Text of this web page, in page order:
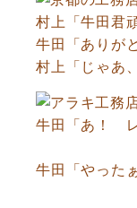
村上「牛田君
牛田「ありが
村上「じゃあ
牛田「あ！ レ
牛田「やった